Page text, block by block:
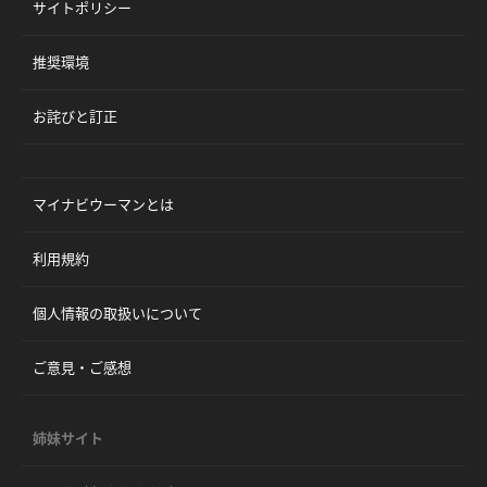
サイトポリシー
推奨環境
お詫びと訂正
マイナビウーマンとは
利用規約
個人情報の取扱いについて
ご意見・ご感想
姉妹サイト